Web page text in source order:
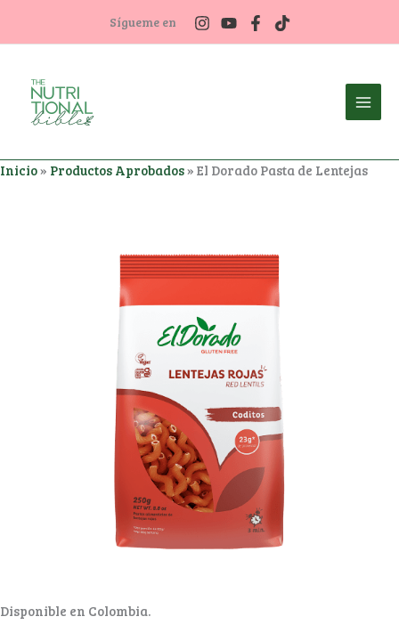
contenido
Sígueme en
Inicio» Productos Aprobados» El Dorado Pasta de Lentejas
Disponible en Colombia.